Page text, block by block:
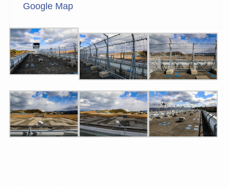
Google Map